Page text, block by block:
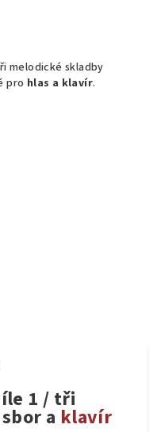
melodické skladby
pro hlas a klavír.
1 / tři
a klavír